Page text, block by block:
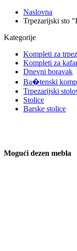
Naslovna
Trpezarijski sto
Kategorije
Kompleti za
Kompleti za
Dnevni boravak
Ba�tenski
Trpezarijski
Stolice
Barske stolice
Mogući dezen mebla